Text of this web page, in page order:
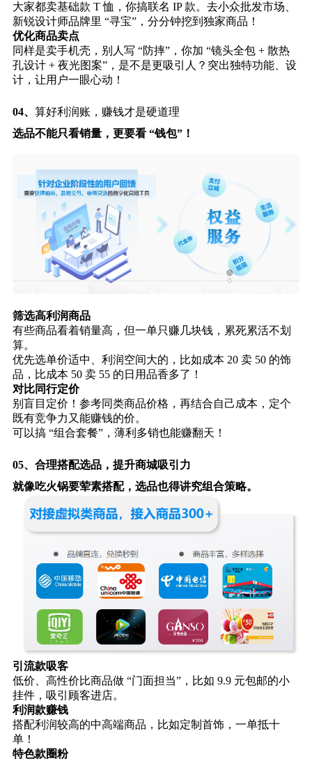
大家都卖基础款 T 恤，你搞联名 IP 款。去小众批发市场、
新锐设计师品牌里 “寻宝”，分分钟挖到独家商品！
优化商品卖点
同样是卖手机壳，别人写 “防摔”，你加 “镜头全包 + 散热
孔设计 + 夜光图案”，是不是更吸引人？突出独特功能、设
计，让用户一眼心动！
04、 算好利润账，赚钱才是硬道理
选品不能只看销量，更要看 “钱包”！
筛选高利润商品
有些商品看着销量高，但一单只赚几块钱，累死累活不划
算。
优先选单价适中、利润空间大的，比如成本 20 卖 50 的饰
品，比成本 50 卖 55 的日用品香多了！
对比同行定价
别盲目定价！参考同类商品价格，再结合自己成本，定个
既有竞争力又能赚钱的价。
可以搞 “组合套餐”，薄利多销也能赚翻天！
05、 合理搭配选品，提升商城吸引力
就像吃火锅要荤素搭配，选品也得讲究组合策略。
引流款吸客
低价、高性价比商品做 “门面担当”，比如 9.9 元包邮的小
挂件，吸引顾客进店。
利润款赚钱
搭配利润较高的中高端商品，比如定制首饰，一单抵十
单！
特色款圈粉